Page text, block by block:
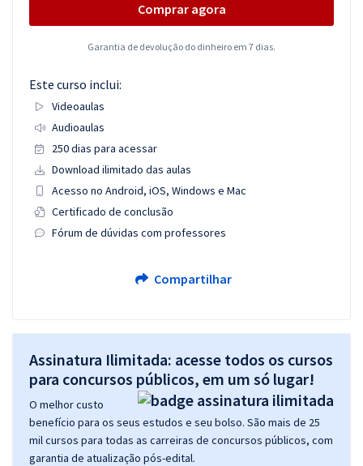
Comprar agora
Garantia de devolução do dinheiro em 7 dias.
Este curso inclui:
Videoaulas
Audioaulas
250 dias para acessar
Download ilimitado das aulas
Acesso no Android, iOS, Windows e Mac
Certificado de conclusão
Fórum de dúvidas com professores
Compartilhar
Assinatura Ilimitada: acesse todos os cursos
para concursos públicos, em um só lugar!
O melhor custo
benefício para os seus estudos e seu bolso. São mais de 25
mil cursos para todas as carreiras de concursos públicos, com
garantia de atualização pós-edital.